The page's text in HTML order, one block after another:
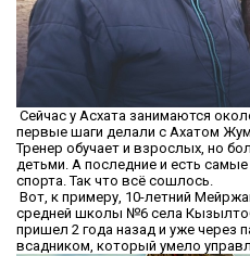
Сейчас у Асхата занимаются
первые шаги делали с Ахатом
Тренер обучает и взрослых, но
детьми. А последние и есть
спорта. Так что всё сошлось.
Вот, к примеру, 10-летний
средней школы №6 села
пришел 2 года назад и уже через
всадником, который умело